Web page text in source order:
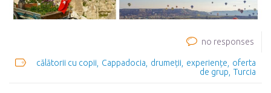
no responses
călătorii cu copii Cappadocia drumeții experiențe
oferta
de grup Turcia